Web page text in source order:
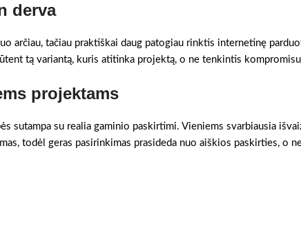
derva
arčiau, tačiau praktiškai daug patogiau rinktis internetinę
tą variantą, kuris atitinka projektą, o ne tenkintis
projektams
sutampa su realia gaminio paskirtimi. Vieniems svarbiausia
todėl geras pasirinkimas prasideda nuo aiškios paskirties, o